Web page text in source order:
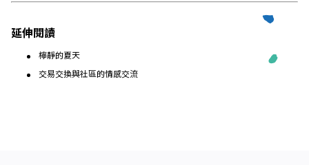
延伸閱讀
檸靜的夏天
交易交換與社區的情感交流